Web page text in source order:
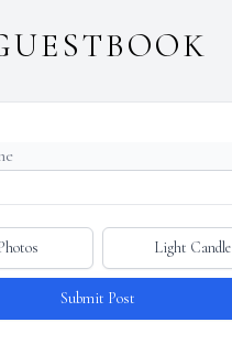
Light Candle
Submit Post